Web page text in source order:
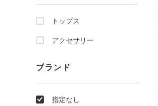
トップス
アクセサリー
ブランド
指定なし